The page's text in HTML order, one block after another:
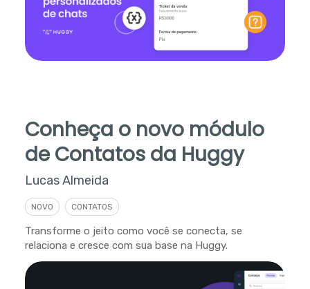
Conheça o novo módulo
de Contatos da Huggy
Lucas Almeida
NOVO CONTATOS
Transforme o jeito como você se conecta, se
relaciona e cresce com sua base na Huggy.